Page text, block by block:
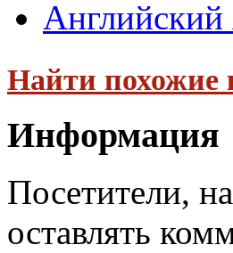
Английский
Найти похожие
Информация
Посетители,
оставлять